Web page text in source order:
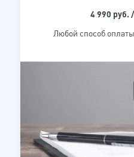
4 990 руб. /
Любой способ